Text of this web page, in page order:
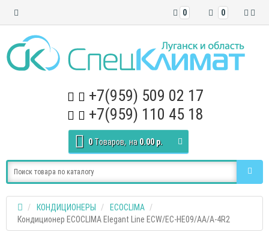
0
0
+7(959) 509 02 17
+7(959) 110 45 18
0 Tоваров, на 0.00 р.
КОНДИЦИОНЕРЫ
ECOCLIMA
Кондиционер ECOCLIMA Elegant Line ECW/EC-HE09/AA/A-4R2